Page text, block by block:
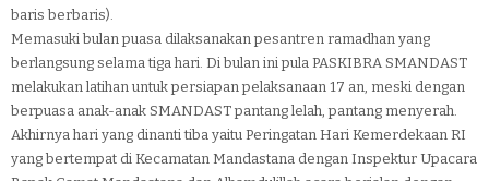
baris berbaris).
Memasuki bulan puasa dilaksanakan pesantren ramadhan yang
berlangsung selama tiga hari. Di bulan ini pula PASKIBRA SMANDAST
melakukan latihan untuk persiapan pelaksanaan 17 an, meski dengan
berpuasa anak-anak SMANDAST pantang lelah, pantang menyerah.
Akhirnya hari yang dinanti tiba yaitu Peringatan Hari Kemerdekaan RI
yang bertempat di Kecamatan Mandastana dengan Inspektur Upacara